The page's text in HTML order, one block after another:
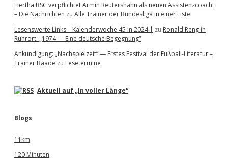
Hertha BSC verpflichtet Armin Reutershahn als neuen Assistenzcoach!
– Die Nachrichten zu Alle Trainer der Bundesliga in einer Liste
Lesenswerte Links – Kalenderwoche 45 in 2024 | zu Ronald Reng in
Ruhrort: „1974 — Eine deutsche Begegnung“
Ankündigung: „Nachspielzeit“ — Erstes Festival der Fußball-Literatur –
Trainer Baade zu Lesetermine
Aktuell auf „In voller Länge“
Blogs
11km
120 Minuten